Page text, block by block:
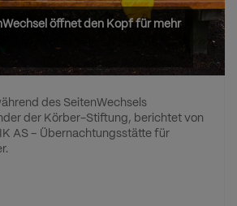
öffnet den Kopf für mehr
des SeitenWechsels
der Körber-Stiftung, berichtet von
AS – Übernachtungsstätte für